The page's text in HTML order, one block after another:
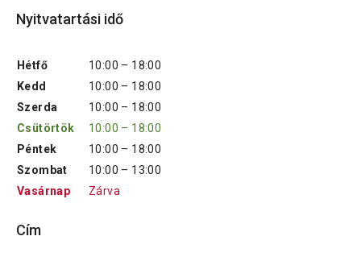
Nyitvatartási idő
Hétfő
10:00 – 18:00
Kedd
10:00 – 18:00
Szerda
10:00 – 18:00
Csütörtök
10:00 – 18:00
Péntek
10:00 – 18:00
Szombat
10:00 – 13:00
Vasárnap
Zárva
Cím